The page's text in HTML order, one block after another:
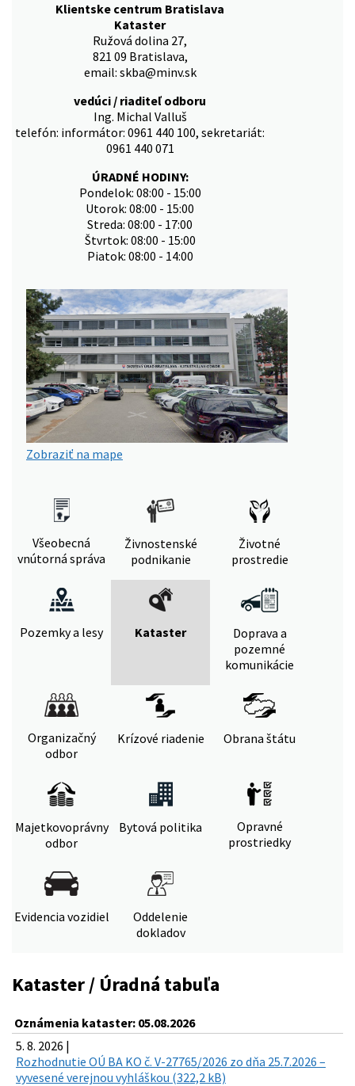
Klientske centrum Bratislava
Kataster
Ružová dolina 27,
821 09 Bratislava,
email: skba@minv.sk
vedúci / riaditeľ odboru
Ing. Michal Valluš
telefón: informátor: 0961 440 100, sekretariát:
0961 440 071
ÚRADNÉ HODINY:
Pondelok: 08:00 - 15:00
Utorok: 08:00 - 15:00
Streda: 08:00 - 17:00
Štvrtok: 08:00 - 15:00
Piatok: 08:00 - 14:00
Zobraziť na mape
Všeobecná
vnútorná správa
Živnostenské
podnikanie
Životné
prostredie
Pozemky a lesy Kataster
Doprava a
pozemné
komunikácie
Organizačný
odbor
Krízové riadenie Obrana štátu
Majetkovoprávny
odbor
Bytová politika
Opravné
prostriedky
Evidencia vozidiel
Oddelenie
dokladov
Kataster / Úradná tabuľa
Oznámenia kataster: 05.08.2026
5. 8. 2026 |
Rozhodnutie OÚ BA KO č. V-27765/2026 zo dňa 25.7.2026 –
vyvesené verejnou vyhláškou (322,2 kB)